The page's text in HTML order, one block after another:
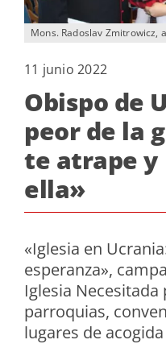
Mons. Radoslav Zmitrowicz,
11 junio 2022
Obispo de
peor de la
te atrape y
ella»
«Iglesia en
esperanza»,
Iglesia
parroquias,
lugares de acogida